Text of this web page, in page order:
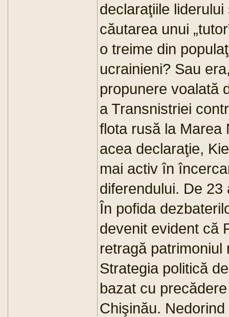
declaraţiile
căutarea unui
o treime din
ucrainieni? Sau
propunere voalată
a Transnistriei
flota rusă la
acea declaraţie,
mai activ în
diferendului. De
În pofida
devenit evident că
retragă patrimoniul
Strategia politică
bazat cu
Chişinău.